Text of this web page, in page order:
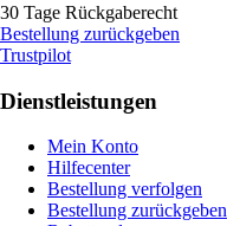
30 Tage Rückgaberecht
Bestellung zurückgeben
Trustpilot
Dienstleistungen
Mein Konto
Hilfecenter
Bestellung verfolgen
Bestellung zurückgeben